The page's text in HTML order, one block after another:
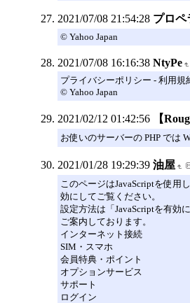
2021/07/08 21:54:28 プロペ
© Yahoo Japan
2021/07/08 16:16:38 NtyPe
プライバシーポリシー - 利用
© Yahoo Japan
2021/02/12 01:42:56 【
お使いのサーバーの PHP では
2021/01/28 19:29:39 油屋
このページはJavaScriptを使用
効にしてご覧ください。
設定方法は「JavaScriptを有効
ご案内しております。
インターネット接続
SIM・スマホ
会員特典・ポイント
オプションサービス
サポート
ログイン